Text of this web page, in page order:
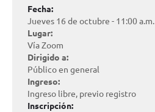
Fecha:
Jueves 16 de octubre - 11:00 a.m.
Lugar:
Vía Zoom
Dirigido a:
Público en general
Ingreso:
Ingreso libre, previo registro
Inscripción: